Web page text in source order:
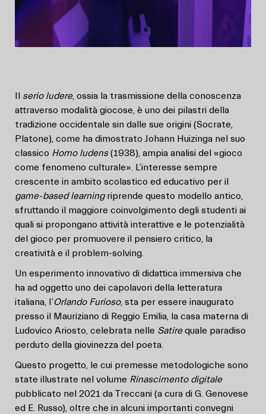
Il serio ludere, ossia la trasmissione della conoscenza
attraverso modalità giocose, è uno dei pilastri della
tradizione occidentale sin dalle sue origini (Socrate,
Platone), come ha dimostrato Johann Huizinga nel suo
classico Homo ludens(1938), ampia analisi del «gioco
come fenomeno culturale». L’interesse sempre
crescente in ambito scolastico ed educativo per il
game-based learningriprende questo modello antico,
sfruttando il maggiore coinvolgimento degli studenti ai
quali si propongano attività interattive e le potenzialità
del gioco per promuovere il pensiero critico, la
creatività e il problem-solving.
Un esperimento innovativo di didattica immersiva che
ha ad oggetto uno dei capolavori della letteratura
italiana, l’Orlando Furioso, sta per essere inaugurato
presso il Mauriziano di Reggio Emilia, la casa materna di
Ludovico Ariosto, celebrata nelle Satirequale paradiso
perduto della giovinezza del poeta.
Questo progetto, le cui premesse metodologiche sono
state illustrate nel volume Rinascimento digitale
pubblicato nel 2021 da Treccani (a cura di G. Genovese
ed E. Russo), oltre che in alcuni importanti convegni